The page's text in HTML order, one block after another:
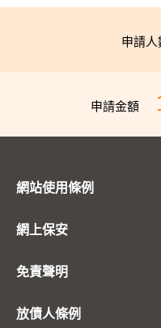
申請人
申請金額
網站使用條例
網上保安
免責聲明
放債人條例